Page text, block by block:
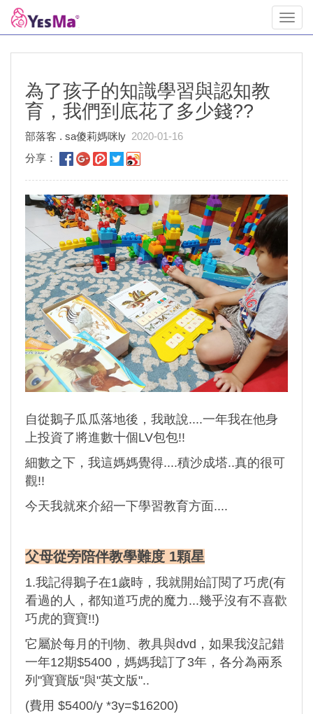
為了孩子的知識學習與認知教
育，我們到底花了多少錢??
部落客 . sa傻莉媽咪ly 2020-01-16
分享：
自從鵝子瓜瓜落地後，我敢說....一年我在他身
上投資了將進數十個LV包包!!
細數之下，我這媽媽覺得....積沙成塔..真的很可
觀!!
今天我就來介紹一下學習教育方面....
父母從旁陪伴教學難度 1顆星
1.我記得鵝子在1歲時，我就開始訂閱了巧虎(有
看過的人，都知道巧虎的魔力...幾乎沒有不喜歡
巧虎的寶寶!!)
它屬於每月的刊物、教具與dvd，如果我沒記錯
一年12期$5400，媽媽我訂了3年，各分為兩系
列"寶寶版"與"英文版"..
(費用 $5400/y *3y=$16200)